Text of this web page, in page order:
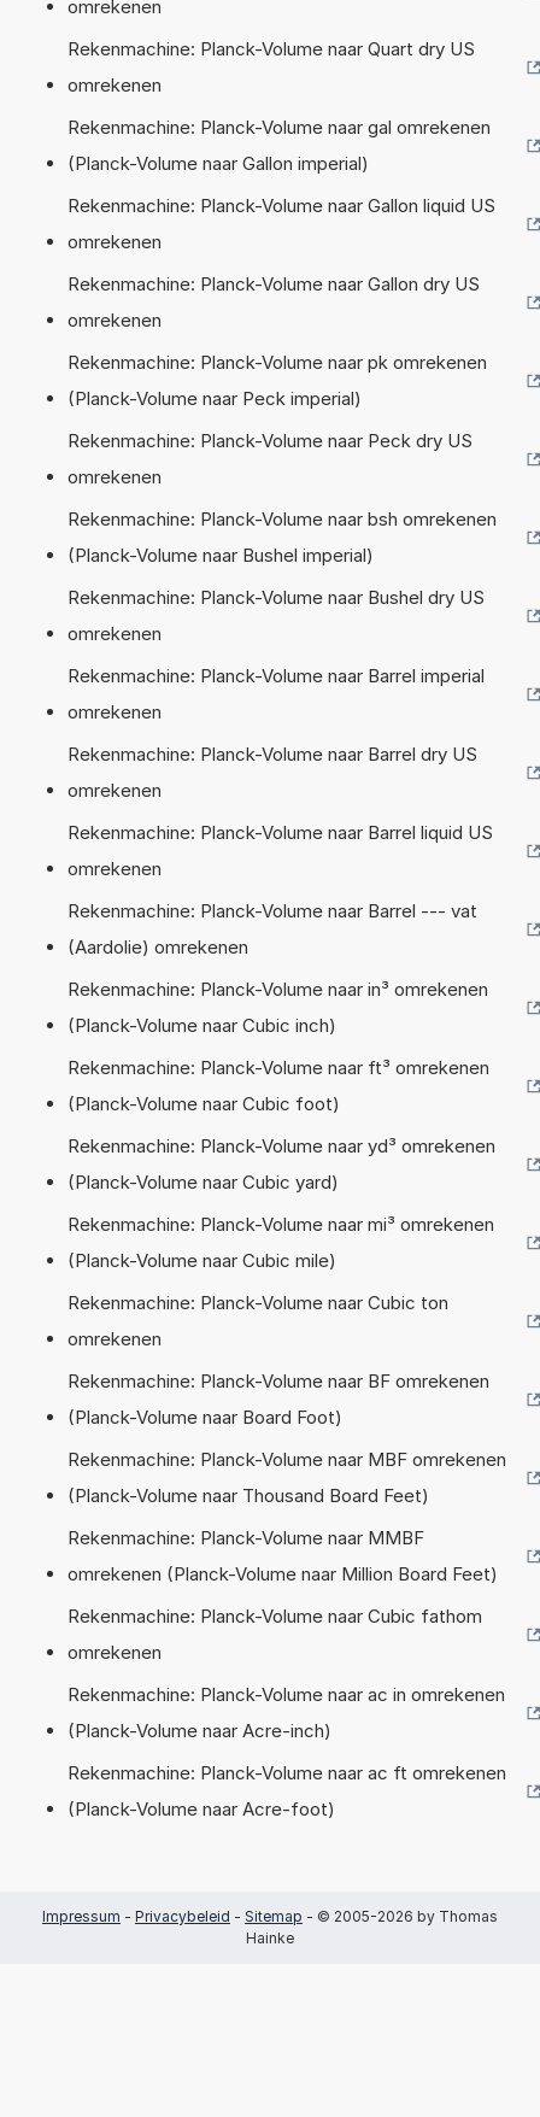
omrekenen
Rekenmachine: Planck-Volume naar Quart dry US
omrekenen
Rekenmachine: Planck-Volume naar gal omrekenen
(Planck-Volume naar Gallon imperial)
Rekenmachine: Planck-Volume naar Gallon liquid US
omrekenen
Rekenmachine: Planck-Volume naar Gallon dry US
omrekenen
Rekenmachine: Planck-Volume naar pk omrekenen
(Planck-Volume naar Peck imperial)
Rekenmachine: Planck-Volume naar Peck dry US
omrekenen
Rekenmachine: Planck-Volume naar bsh omrekenen
(Planck-Volume naar Bushel imperial)
Rekenmachine: Planck-Volume naar Bushel dry US
omrekenen
Rekenmachine: Planck-Volume naar Barrel imperial
omrekenen
Rekenmachine: Planck-Volume naar Barrel dry US
omrekenen
Rekenmachine: Planck-Volume naar Barrel liquid US
omrekenen
Rekenmachine: Planck-Volume naar Barrel --- vat
(Aardolie) omrekenen
Rekenmachine: Planck-Volume naar in³ omrekenen
(Planck-Volume naar Cubic inch)
Rekenmachine: Planck-Volume naar ft³ omrekenen
(Planck-Volume naar Cubic foot)
Rekenmachine: Planck-Volume naar yd³ omrekenen
(Planck-Volume naar Cubic yard)
Rekenmachine: Planck-Volume naar mi³ omrekenen
(Planck-Volume naar Cubic mile)
Rekenmachine: Planck-Volume naar Cubic ton
omrekenen
Rekenmachine: Planck-Volume naar BF omrekenen
(Planck-Volume naar Board Foot)
Rekenmachine: Planck-Volume naar MBF omrekenen
(Planck-Volume naar Thousand Board Feet)
Rekenmachine: Planck-Volume naar MMBF
omrekenen (Planck-Volume naar Million Board Feet)
Rekenmachine: Planck-Volume naar Cubic fathom
omrekenen
Rekenmachine: Planck-Volume naar ac in omrekenen
(Planck-Volume naar Acre-inch)
Rekenmachine: Planck-Volume naar ac ft omrekenen
(Planck-Volume naar Acre-foot)
Impressum - Privacybeleid - Sitemap - © 2005-2026 by Thomas
Hainke